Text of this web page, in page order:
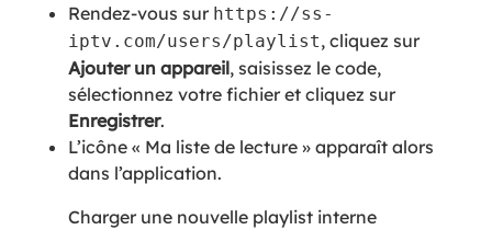
Rendez-vous sur https://ss-
iptv.com/users/playlist, cliquez sur
Ajouter un appareil, saisissez le code,
sélectionnez votre fichier et cliquez sur
Enregistrer.
L’icône « Ma liste de lecture » apparaît alors
dans l’application.
Charger une nouvelle playlist interne